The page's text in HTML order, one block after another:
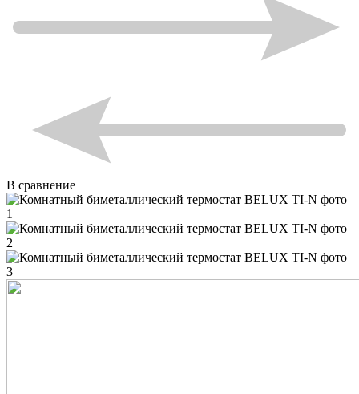
В сравнение